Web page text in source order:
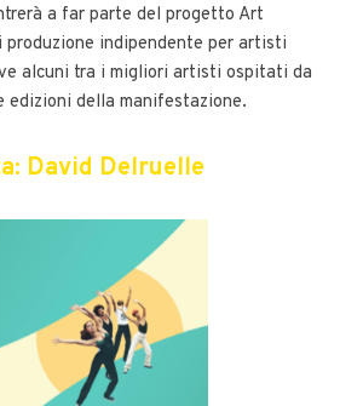
a far parte del progetto Art
indipendente per artisti
alcuni tra i migliori artisti ospitati da
edizioni della manifestazione.
David Delruelle